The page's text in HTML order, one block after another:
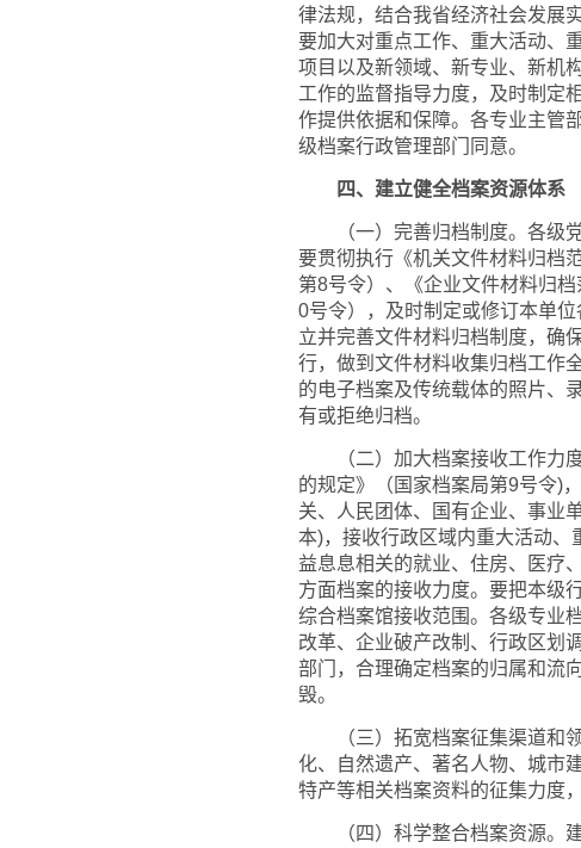
律法规，结合我省经济社会发展
要加大对重点工作、重大活动、
项目以及新领域、新专业、新机
工作的监督指导力度，及时制定
作提供依据和保障。各专业主管
级档案行政管理部门同意。
四、建立健全档案资源体系
（一）完善归档制度。各级党
要贯彻执行《机关文件材料归档
第8号令）、《企业文件材料归
0号令），及时制定或修订本单
立并完善文件材料归档制度，确
行，做到文件材料收集归档工作
的电子档案及传统载体的照片、
有或拒绝归档。
（二）加大档案接收工作力度
的规定》（国家档案局第9号令)
关、人民团体、国有企业、事业
本)，接收行政区域内重大活动、
益息息相关的就业、住房、医疗
方面档案的接收力度。要把本级
综合档案馆接收范围。各级专业
改革、企业破产改制、行政区划
部门，合理确定档案的归属和流
毁。
（三）拓宽档案征集渠道和领
化、自然遗产、著名人物、城市
特产等相关档案资料的征集力度
（四）科学整合档案资源。建